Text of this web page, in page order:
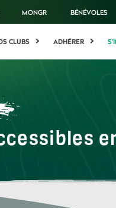
MONGR BÉNÉVOLES
CLUBS ADHÉRER